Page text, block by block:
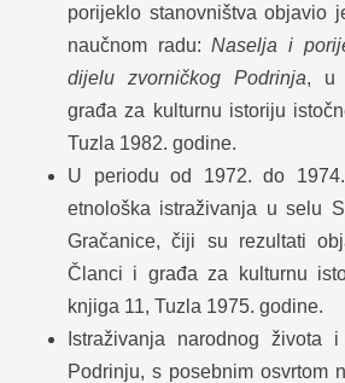
porijeklo stanovništva objavio
naučnom radu:Naselja i
dijelu zvorničkog Podrinja, u
građa za kulturnu istoriju
Tuzla 1982. godine.
U periodu od 1972. do
etnološka istraživanja u selu
Gračanice, čiji su rezultati
Članci i građa za kulturnu
knjiga 11, Tuzla 1975. godine.
Istraživanja narodnog života
Podrinju, s posebnim osvrtom